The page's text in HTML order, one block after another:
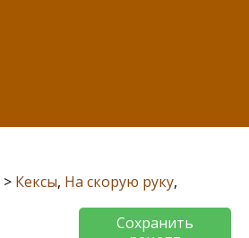
> Кексы, На скорую руку,
Сохранить